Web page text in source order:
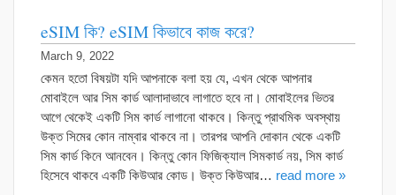
eSIM কি? eSIM কিভাবে কাজ করে?
March 9, 2022
কেমন হতো বিষয়টা যদি আপনাকে বলা হয় যে, এখন থেকে আপনার
মোবাইলে আর সিম কার্ড আলাদাভাবে লাগাতে হবে না। মোবাইলের ভিতর
আগে থেকেই একটি সিম কার্ড লাগানো থাকবে। কিন্তু প্রাথমিক অবস্থায়
উক্ত সিমের কোন নাম্বার থাকবে না। তারপর আপনি দোকান থেকে একটি
সিম কার্ড কিনে আনবেন। কিন্তু কোন ফিজিক্যাল সিমকার্ড নয়, সিম কার্ড
হিসেবে থাকবে একটি কিউআর কোড। উক্ত কিউআর… read more »